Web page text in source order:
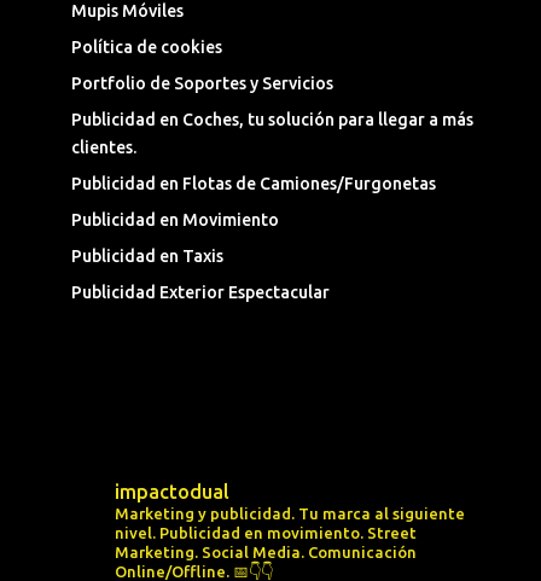
Mupis Móviles
Política de cookies
Portfolio de Soportes y Servicios
Publicidad en Coches, tu solución para llegar a más
clientes.
Publicidad en Flotas de Camiones/Furgonetas
Publicidad en Movimiento
Publicidad en Taxis
Publicidad Exterior Espectacular
impactodual
Marketing y publicidad. Tu marca al siguiente
nivel. Publicidad en movimiento. Street
Marketing. Social Media. Comunicación
Online/Offline. 📅👇👇